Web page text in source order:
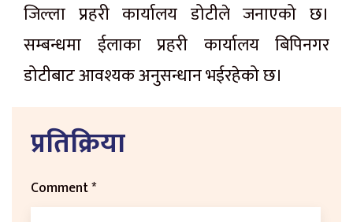
जिल्ला प्रहरी कार्यालय डोटीले जनाएको छ।
सम्बन्धमा ईलाका प्रहरी कार्यालय बिपिनगर
डोटीबाट आवश्यक अनुसन्धान भईरहेको छ।
प्रतिक्रिया
Comment*